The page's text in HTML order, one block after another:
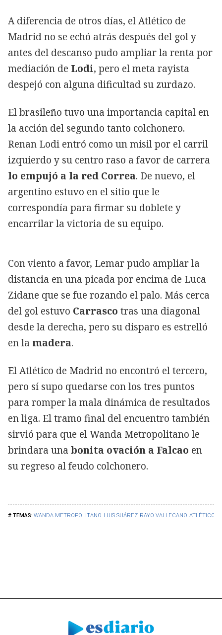
WANDA METROPOLITANO LUIS SUÁREZ RAYO VALLECANO ATLÉTICO
A diferencia de otros días, el Atlético de
Madrid no se echó atrás después del gol y
antes del descanso pudo ampliar la renta por
mediación de Lodi, pero el meta rayista
despejó con alguna dificultad su zurdazo.
El brasileño tuvo una importancia capital en
la acción del segundo tanto colchonero.
Renan Lodi entró como un misil por el carril
izquierdo y su centro raso a favor de carrera
lo empujó a la red Correa. De nuevo, el
argentino estuvo en el sitio que le
correspondía para firmar su doblete y
encarrilar la victoria de su equipo.
Con viento a favor, Lemar pudo ampliar la
distancia en una picada por encima de Luca
Zidane que se fue rozando el palo. Más cerca
del gol estuvo Carrasco tras una diagonal
desde la derecha, pero su disparo es estrelló
en la madera.
El Atlético de Madrid no encontró el tercero,
pero sí supo quedarse con los tres puntos
para romper la mala dinámica de resultados
en liga. El tramo final del encuentro también
sirvió para que el Wanda Metropolitano le
brindara una bonita ovación a Falcao en
su regreso al feudo colchonero.